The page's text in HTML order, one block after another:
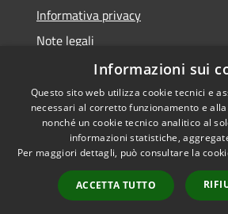
Informativa privacy
Note legali
Dichiarazione di accessibilità
RSS
Accessibilità
Informazioni sui
Questo sito web utilizza cookie tecnici e
necessari al corretto funzionamento e
nonché un cookie tecnico analitico al
informazioni statistiche,
Per maggiori dettagli, può consultare la
ACCETTA TUTTO